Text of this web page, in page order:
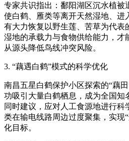
专家共识指出：鄱阳湖区沉水植被
使白鹤、雁类等离开天然湿地、进
有大力恢复以野生莲、苦草为代表
湿地的承载力与食物供给能力，才
从源头降低鸟线冲突风险。
3. “藕遇白鹤”模式的科学优化
南昌五星白鹤保护小区探索的“藕
功吸引大量白鹤栖息，成为全国知
同时建议，应对人工食源地进行
类在输电线路周边过度聚集，实现
化目标。